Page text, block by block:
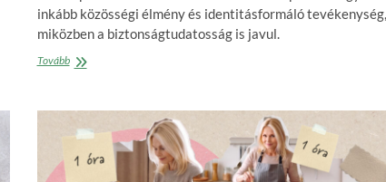
inkább közösségi élmény és identitásformáló tevékenység,
miközben a biztonságtudatosság is javul.
TovábbA
kétharmada
és
ez